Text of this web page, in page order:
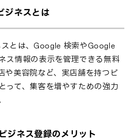
ジネスとは
とは、Google 検索やGoogle
ス情報の表示を管理できる無料
や美容院など、実店舗を持つビ
って、集客を増やすための強力
ジネス登録のメリット